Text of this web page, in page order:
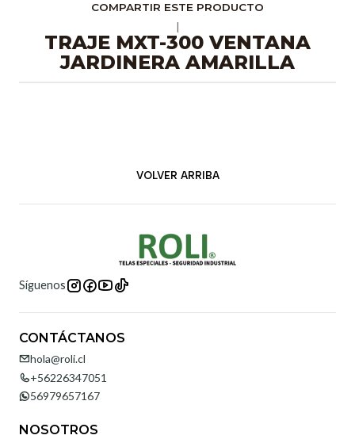
COMPARTIR ESTE PRODUCTO
TRAJE MXT-300 VENTANA
JARDINERA AMARILLA
VOLVER ARRIBA
Síguenos
CONTÁCTANOS
hola@roli.cl
+56226347051
56979657167
NOSOTROS